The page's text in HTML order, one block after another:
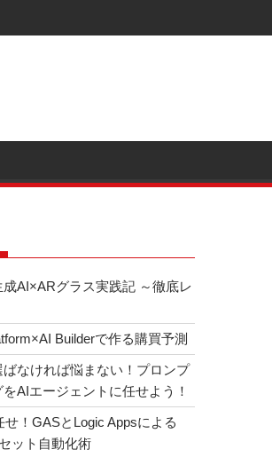
AI×ARグラス実践記 ～徹底レ
Builderで作る購買予測
なければ悩まない！プロンプ
AIエージェントに任せよう！
！GASとLogic Appsによる
ット自動化術